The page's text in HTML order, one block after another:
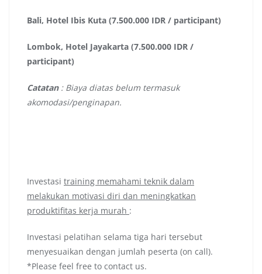
Bali, Hotel Ibis Kuta (7.500.000 IDR / participant)
Lombok, Hotel Jayakarta (7.500.000 IDR /
participant)
Catatan : Biaya diatas belum termasuk
akomodasi/penginapan.
Investasi training memahami teknik dalam
melakukan motivasi diri dan meningkatkan
produktifitas kerja murah :
Investasi pelatihan selama tiga hari tersebut
menyesuaikan dengan jumlah peserta (on call).
*Please feel free to contact us.